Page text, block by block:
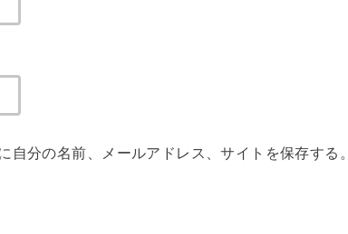
分の名前、メールアドレス、サイトを保存する。